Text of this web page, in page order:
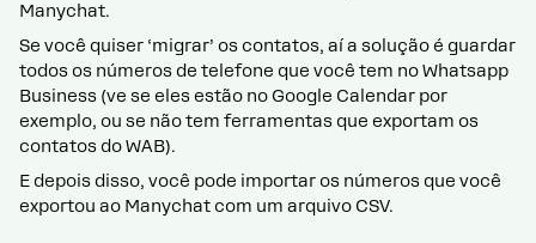
Manychat.
Se você quiser ‘migrar’ os contatos, aí a solução é guardar
todos os números de telefone que você tem no Whatsapp
Business (ve se eles estão no Google Calendar por
exemplo, ou se não tem ferramentas que exportam os
contatos do WAB).
E depois disso, você pode importar os números que você
exportou ao Manychat com um arquivo CSV.